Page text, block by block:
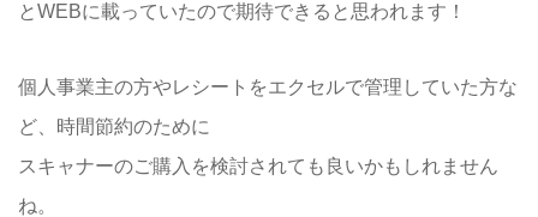
とWEBに載っていたので期待できると思われます！
個人事業主の方やレシートをエクセルで管理していた方な
ど、時間節約のために
スキャナーのご購入を検討されても良いかもしれません
ね。